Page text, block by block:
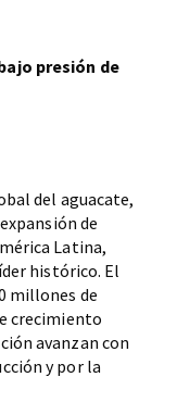
presión de
del aguacate,
de
Latina,
histórico. El
millones de
crecimiento
avanzan con
y por la